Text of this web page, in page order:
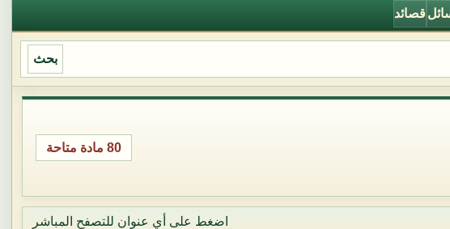
قصائد
بحث
80 مادة متاحة
اضغط على أي عنوان للتصفح المباشر